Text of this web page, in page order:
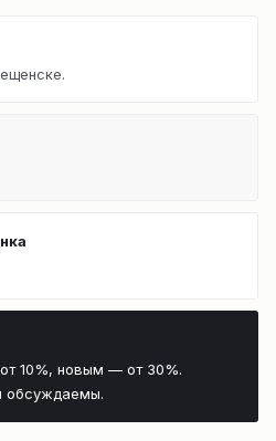
10%, новым — от 30%.
обсуждаемы.